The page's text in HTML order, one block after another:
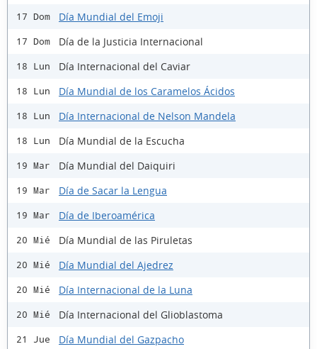
17 Dom Día Mundial del Emoji
17 Dom Día de la Justicia Internacional
18 Lun Día Internacional del Caviar
18 Lun Día Mundial de los Caramelos Ácidos
18 Lun Día Internacional de Nelson Mandela
18 Lun Día Mundial de la Escucha
19 Mar Día Mundial del Daiquiri
19 Mar Día de Sacar la Lengua
19 Mar Día de Iberoamérica
20 Mié Día Mundial de las Piruletas
20 Mié Día Mundial del Ajedrez
20 Mié Día Internacional de la Luna
20 Mié Día Internacional del Glioblastoma
21 Jue Día Mundial del Gazpacho